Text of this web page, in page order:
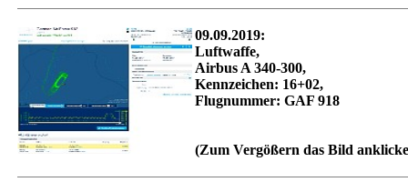
09.09.2019:
Luftwaffe,
Airbus A 340-300,
Kennzeichen: 16+02,
Flugnummer: GAF 918
(Zum Vergößern das Bild